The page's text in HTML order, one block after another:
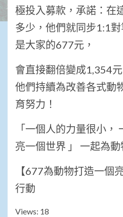
極投入募款，承諾：在
多少，他們就同步1:1
是大家的677元，
會直接翻倍變成1,354
他們持續為改善各式動
育努力！
「一個人的力量很小
亮一個世界 」 一起為
【677為動物打造一個
行動
Views: 18